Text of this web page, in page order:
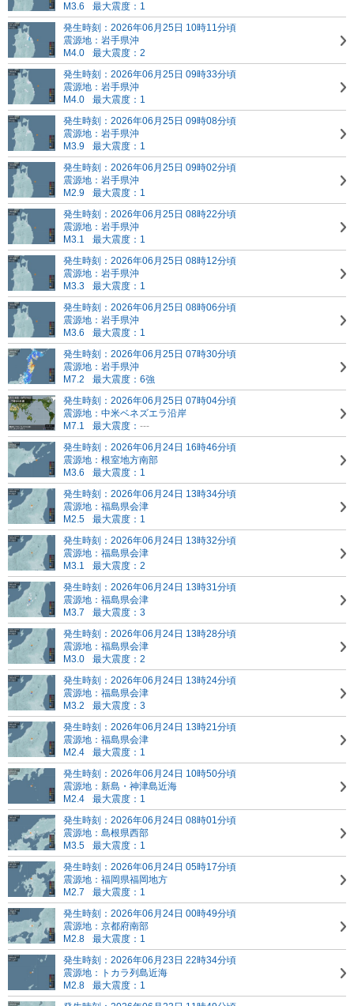
M3.6
最大震度：1
発生時刻：2026年06月25日 10時11分頃
震源地：岩手県沖
M4.0
最大震度：2
発生時刻：2026年06月25日 09時33分頃
震源地：岩手県沖
M4.0
最大震度：1
発生時刻：2026年06月25日 09時08分頃
震源地：岩手県沖
M3.9
最大震度：1
発生時刻：2026年06月25日 09時02分頃
震源地：岩手県沖
M2.9
最大震度：1
発生時刻：2026年06月25日 08時22分頃
震源地：岩手県沖
M3.1
最大震度：1
発生時刻：2026年06月25日 08時12分頃
震源地：岩手県沖
M3.3
最大震度：1
発生時刻：2026年06月25日 08時06分頃
震源地：岩手県沖
M3.6
最大震度：1
発生時刻：2026年06月25日 07時30分頃
震源地：岩手県沖
M7.2
最大震度：6強
発生時刻：2026年06月25日 07時04分頃
震源地：中米ベネズエラ沿岸
M7.1
最大震度： ---
発生時刻：2026年06月24日 16時46分頃
震源地：根室地方南部
M3.6
最大震度：1
発生時刻：2026年06月24日 13時34分頃
震源地：福島県会津
M2.5
最大震度：1
発生時刻：2026年06月24日 13時32分頃
震源地：福島県会津
M3.1
最大震度：2
発生時刻：2026年06月24日 13時31分頃
震源地：福島県会津
M3.7
最大震度：3
発生時刻：2026年06月24日 13時28分頃
震源地：福島県会津
M3.0
最大震度：2
発生時刻：2026年06月24日 13時24分頃
震源地：福島県会津
M3.2
最大震度：3
発生時刻：2026年06月24日 13時21分頃
震源地：福島県会津
M2.4
最大震度：1
発生時刻：2026年06月24日 10時50分頃
震源地：新島・神津島近海
M2.4
最大震度：1
発生時刻：2026年06月24日 08時01分頃
震源地：島根県西部
M3.5
最大震度：1
発生時刻：2026年06月24日 05時17分頃
震源地：福岡県福岡地方
M2.7
最大震度：1
発生時刻：2026年06月24日 00時49分頃
震源地：京都府南部
M2.8
最大震度：1
発生時刻：2026年06月23日 22時34分頃
震源地：トカラ列島近海
M2.8
最大震度：1